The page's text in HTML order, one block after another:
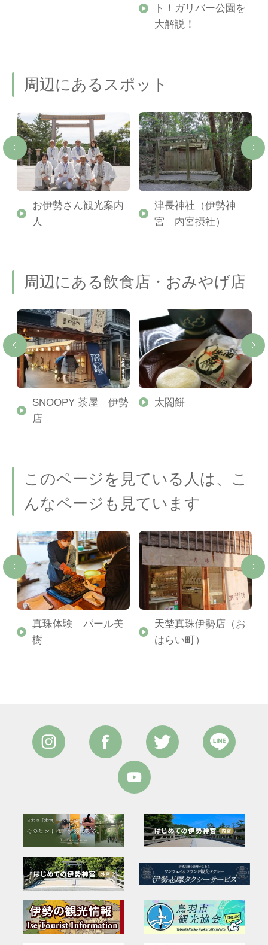
ト！ガリバー公園を
大解説！
周辺にあるスポット
お伊勢さん観光案内
人
津長神社（伊勢神
宮 内宮摂社）
周辺にある飲食店・おみやげ店
SNOOPY 茶屋 伊勢
店
太閤餅
このページを見ている人は、こ
んなページも見ています
真珠体験 パール美
樹
天埜真珠伊勢店（お
はらい町）